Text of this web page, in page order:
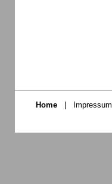
Home | Impressum